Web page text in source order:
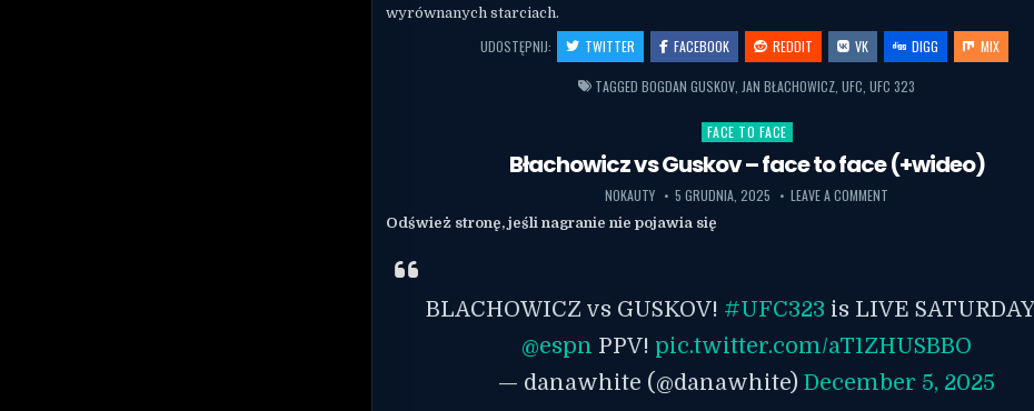
wyrównanych starciach.
UDOSTĘPNIJ: TWITTER FACEBOOK REDDIT VK DIGG MIX
TAGGEDBOGDAN GUSKOV JAN BŁACHOWICZ ,UFC ,UFC 323
Posted in
FACE TO FACE
Błachowicz vs Guskov – face to face (+wideo)
NOKAUTY 5 GRUDNIA, 2025 LEAVE A COMMENT
Odśwież stronę, jeśli nagranie nie pojawia się
BLACHOWICZ vs GUSKOV! #UFC323 is LIVE
@espn PPV! pic.twitter.com/aT1ZHUSBBO
— danawhite (@danawhite)December 5, 2025